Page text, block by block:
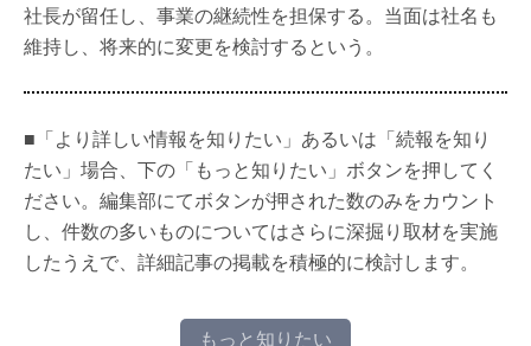
社長が留任し、事業の継続性を担保する。当面は社名も
維持し、将来的に変更を検討するという。
■「より詳しい情報を知りたい」あるいは「続報を知り
たい」場合、下の「もっと知りたい」ボタンを押してく
ださい。編集部にてボタンが押された数のみをカウント
し、件数の多いものについてはさらに深掘り取材を実施
したうえで、詳細記事の掲載を積極的に検討します。
もっと知りたい